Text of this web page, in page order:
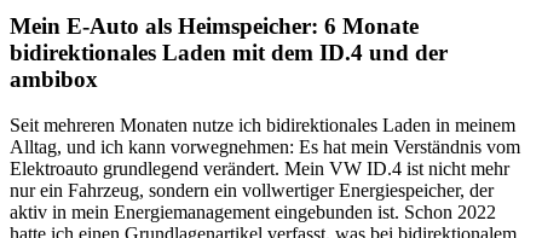
Mein E-Auto als Heimspeicher: 6 Monate
bidirektionales Laden mit dem ID.4 und der
ambibox
Seit mehreren Monaten nutze ich bidirektionales Laden in meinem
Alltag, und ich kann vorwegnehmen: Es hat mein Verständnis vom
Elektroauto grundlegend verändert. Mein VW ID.4 ist nicht mehr
nur ein Fahrzeug, sondern ein vollwertiger Energiespeicher, der
aktiv in mein Energiemanagement eingebunden ist. Schon 2022